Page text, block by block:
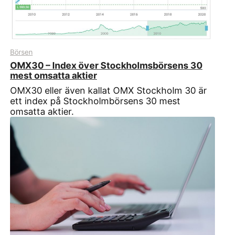
Börsen
OMX30 – Index över Stockholmsbörsens 30
mest omsatta aktier
OMX30 eller även kallat OMX Stockholm 30 är
ett index på Stockholmbörsens 30 mest
omsatta aktier.